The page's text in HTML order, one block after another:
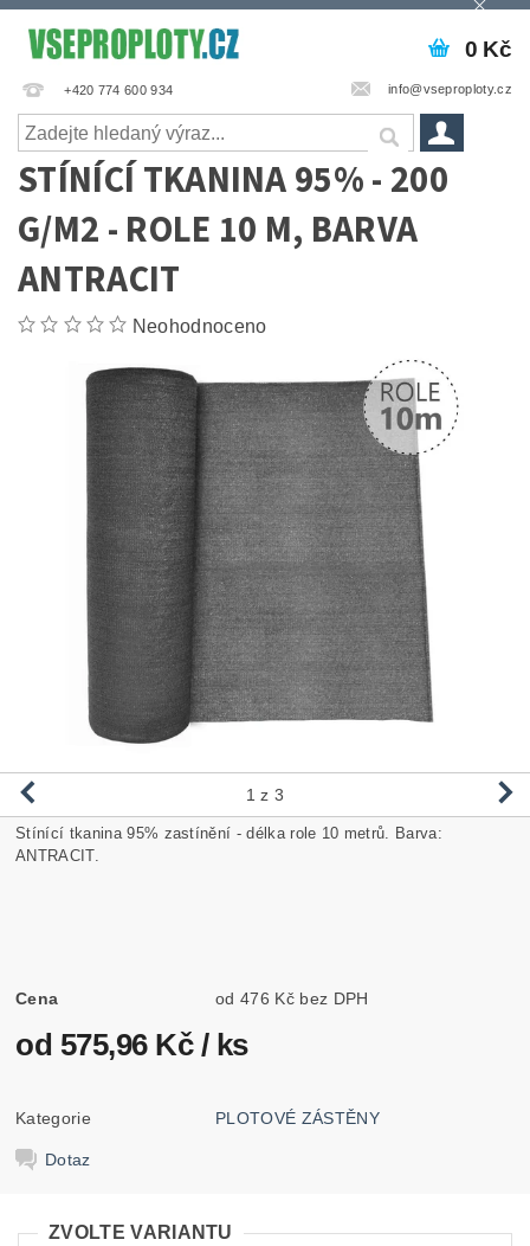
+420 774 600 934 info@vseproploty.cz
0 Kč
STÍNÍCÍ TKANINA 95% - 200
G/M2 - ROLE 10 M, BARVA
ANTRACIT
Neohodnoceno
1 z 3
Stínící tkanina 95% zastínění - délka role 10 metrů. Barva:
ANTRACIT.
Cena od 476 Kč bez DPH
od 575,96 Kč / ks
Kategorie PLOTOVÉ ZÁSTĚNY
Dotaz
ZVOLTE VARIANTU